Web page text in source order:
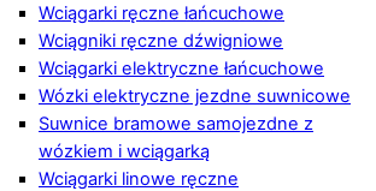
Wciągarki ręczne łańcuchowe
Wciągniki ręczne dźwigniowe
Wciągarki elektryczne łańcuchowe
Wózki elektryczne jezdne suwnicowe
Suwnice bramowe samojezdne z
wózkiem i wciągarką
Wciągarki linowe ręczne